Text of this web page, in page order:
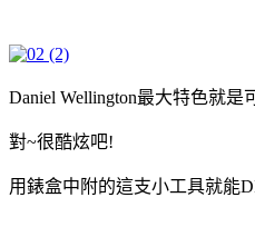
Daniel Wellington最大特色就是
對~很酷炫吧!
用錶盒中附的這支小工具就能